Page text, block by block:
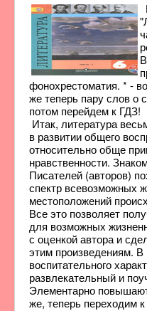
фонохрестоматия. * -
же теперь пару слов о
потом перейдем к ГДЗ!
Итак, литература
в развитии общего
относительно обще
нравственности.
Писателей (авторов)
спектр всевозможных
местоположений
Все это позволяет
для возможных
с оценкой автора и
этим произведениям.
воспитательного
развлекательный и
Элементарно
же, теперь переходим